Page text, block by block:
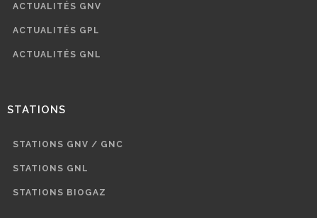
ACTUALITÉS GNV
ACTUALITÉS GPL
ACTUALITÉS GNL
STATIONS
STATIONS GNV / GNC
STATIONS GNL
STATIONS BIOGAZ